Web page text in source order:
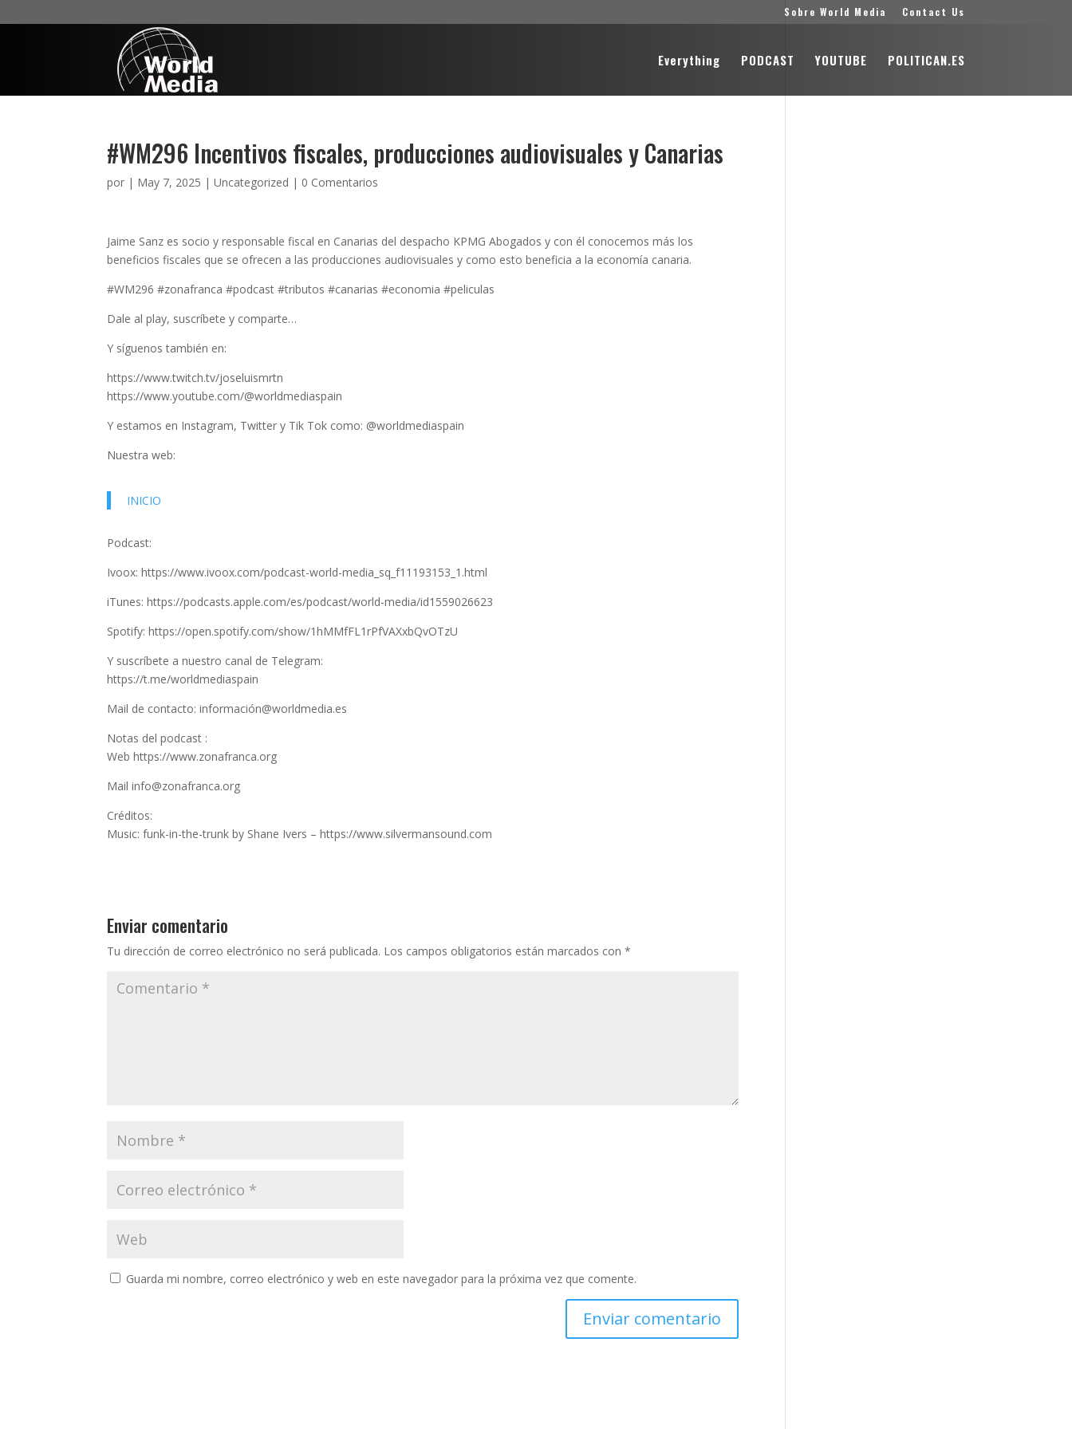
Sobre World Media Contact Us
Everything PODCAST YOUTUBE POLITICAN.ES
#WM296 Incentivos fiscales, producciones audiovisuales y Canarias
por | May 7, 2025 |Uncategorized | 0 Comentarios
Jaime Sanz es socio y responsable fiscal en Canarias del despacho KPMG Abogados y con él conocemos más los
beneficios fiscales que se ofrecen a las producciones audiovisuales y como esto beneficia a la economía canaria.
#WM296 #zonafranca #podcast #tributos #canarias #economia #peliculas
Dale al play, suscríbete y comparte…
Y síguenos también en:
https://www.twitch.tv/joseluismrtn
https://www.youtube.com/@worldmediaspain
Y estamos en Instagram, Twitter y Tik Tok como: @worldmediaspain
Nuestra web:
INICIO
Podcast:
Ivoox: https://www.ivoox.com/podcast-world-media_sq_f11193153_1.html
iTunes: https://podcasts.apple.com/es/podcast/world-media/id1559026623
Spotify: https://open.spotify.com/show/1hMMfFL1rPfVAXxbQvOTzU
Y suscríbete a nuestro canal de Telegram:
https://t.me/worldmediaspain
Mail de contacto: información@worldmedia.es
Notas del podcast :
Web https://www.zonafranca.org
Mail info@zonafranca.org
Créditos:
Music: funk-in-the-trunk by Shane Ivers – https://www.silvermansound.com
Enviar comentario
Tu dirección de correo electrónico no será publicada. Los campos obligatorios están marcados con*
Guarda mi nombre, correo electrónico y web en este navegador para la próxima vez que comente.